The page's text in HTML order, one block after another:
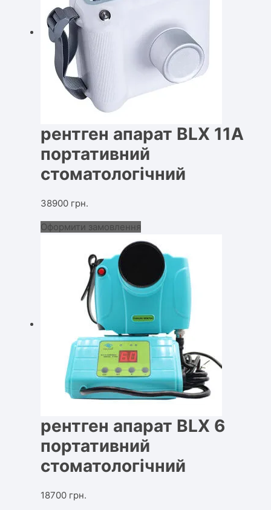
рентген апарат BLX 11А
портативний
стоматологічний
38900 грн.
Оформити замовлення
рентген апарат BLX 6
портативний
стоматологічний
18700 грн.